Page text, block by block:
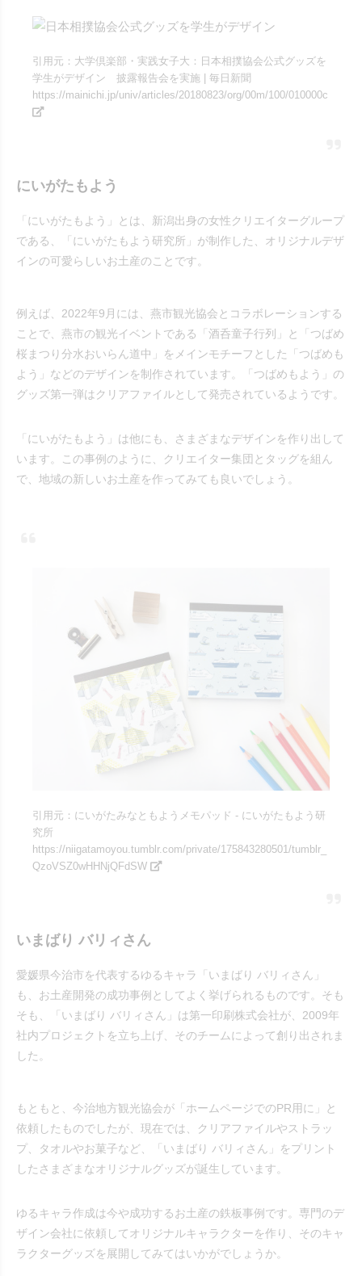
引用元：大学倶楽部・実践女子大：日本相撲協会公式グッズを
学生がデザイン 披露報告会を実施 | 毎日新聞
https://mainichi.jp/univ/articles/20180823/org/00m/100/010000c
にいがたもよう
「にいがたもよう」とは、新潟出身の女性クリエイターグループ
である、「にいがたもよう研究所」が制作した、オリジナルデザ
インの可愛らしいお土産のことです。
例えば、2022年9月には、燕市観光協会とコラボレーションする
ことで、燕市の観光イベントである「酒呑童子行列」と「つばめ
桜まつり分水おいらん道中」をメインモチーフとした「つばめも
よう」などのデザインを制作されています。「つばめもよう」の
グッズ第一弾はクリアファイルとして発売されているようです。
「にいがたもよう」は他にも、さまざまなデザインを作り出して
います。この事例のように、クリエイター集団とタッグを組ん
で、地域の新しいお土産を作ってみても良いでしょう。
引用元：にいがたみなともようメモパッド - にいがたもよう研
究所
https://niigatamoyou.tumblr.com/private/175843280501/tumblr_
QzoVSZ0wHHNjQFdSW
いまばり バリィさん
愛媛県今治市を代表するゆるキャラ「いまばり バリィさん」
も、お土産開発の成功事例としてよく挙げられるものです。そも
そも、「いまばり バリィさん」は第一印刷株式会社が、2009年
社内プロジェクトを立ち上げ、そのチームによって創り出されま
した。
もともと、今治地方観光協会が「ホームページでのPR用に」と
依頼したものでしたが、現在では、クリアファイルやストラッ
プ、タオルやお菓子など、「いまばり バリィさん」をプリント
したさまざまなオリジナルグッズが誕生しています。
ゆるキャラ作成は今や成功するお土産の鉄板事例です。専門のデ
ザイン会社に依頼してオリジナルキャラクターを作り、そのキャ
ラクターグッズを展開してみてはいかがでしょうか。